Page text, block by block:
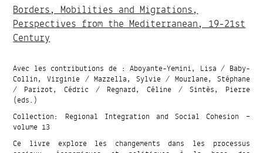
Borders, Mobilities and Migrations,
Perspectives from the Mediterranean, 19-21st
Century
Avec les contributions de : Aboyante-Yemini, Lisa / Baby-
Collin, Virginie / Mazzella, Sylvie / Mourlane, Stéphane
/ Parizot, Cédric / Regnard, Céline / Sintès, Pierre
(eds.)
Collection: Regional Integration and Social Cohesion –
volume 13
Ce livre explore les changements dans les processus